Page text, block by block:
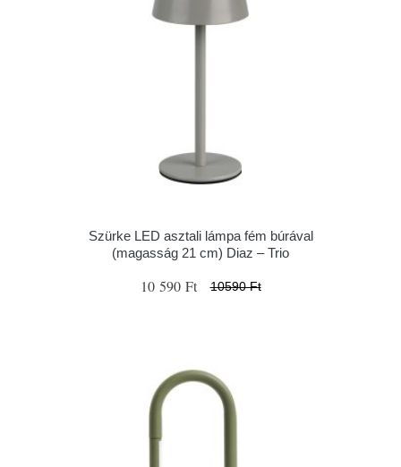
Szürke LED asztali lámpa fém búrával
(magasság 21 cm) Diaz – Trio
10 590 Ft 10590 Ft